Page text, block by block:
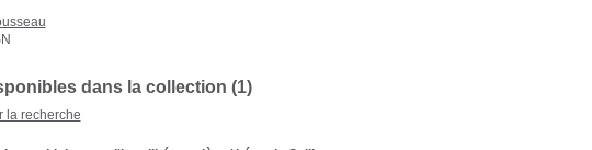
dans la collection (1)
la recherche